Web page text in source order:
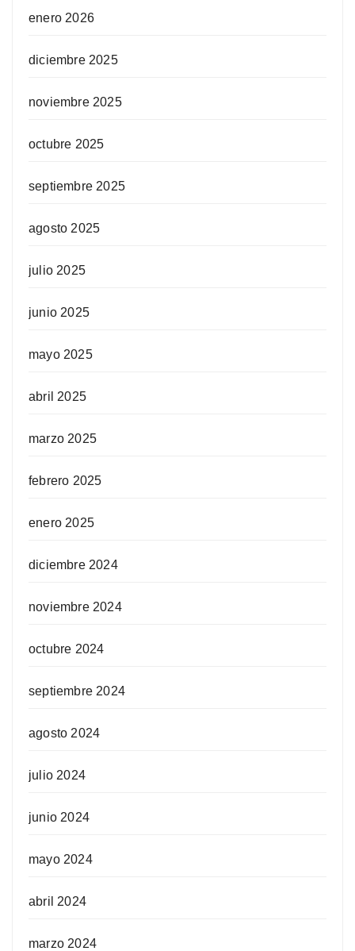
enero 2026
diciembre 2025
noviembre 2025
octubre 2025
septiembre 2025
agosto 2025
julio 2025
junio 2025
mayo 2025
abril 2025
marzo 2025
febrero 2025
enero 2025
diciembre 2024
noviembre 2024
octubre 2024
septiembre 2024
agosto 2024
julio 2024
junio 2024
mayo 2024
abril 2024
marzo 2024